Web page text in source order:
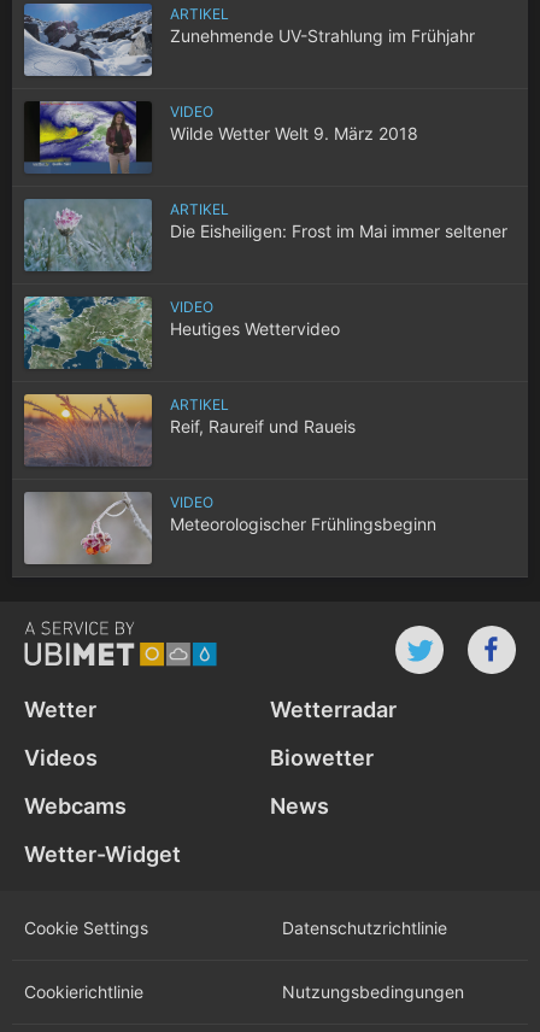
ARTIKEL
Zunehmende UV-Strahlung im Frühjahr
VIDEO
Wilde Wetter Welt 9. März 2018
ARTIKEL
Die Eisheiligen: Frost im Mai immer seltener
VIDEO
Heutiges Wettervideo
ARTIKEL
Reif, Raureif und Raueis
VIDEO
Meteorologischer Frühlingsbeginn
Wetter
Wetterradar
Videos
Biowetter
Webcams
News
Wetter-Widget
Cookie Settings Datenschutz­richtlinie
Cookie­richtlinie Nutzungs­bedingungen